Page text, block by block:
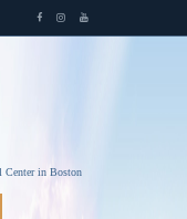
Center in Boston